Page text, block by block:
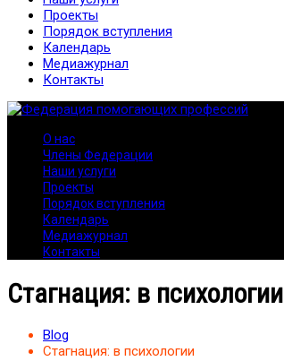
Проекты
Порядок вступления
Календарь
Медиажурнал
Контакты
О нас
Члены Федерации
Наши услуги
Проекты
Порядок вступления
Календарь
Медиажурнал
Контакты
Стагнация: в психологии
Blog
Стагнация: в психологии